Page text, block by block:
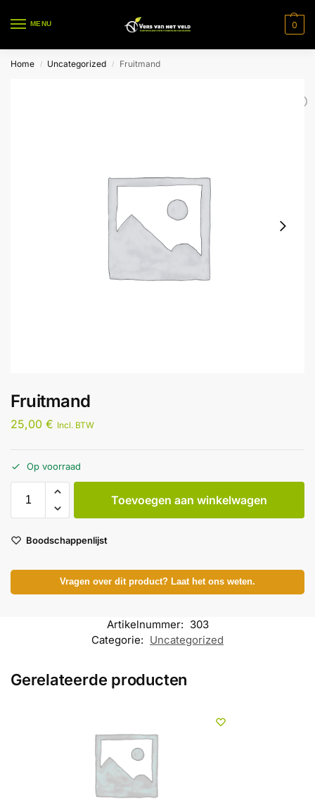
MENU 0
Home / Uncategorized / Fruitmand
Fruitmand
25,00 € Incl. BTW
Op voorraad
Toevoegen aan winkelwagen
Boodschappenlijst
Vragen over dit product? Laat het ons weten.
Artikelnummer: 303
Categorie: Uncategorized
Gerelateerde producten